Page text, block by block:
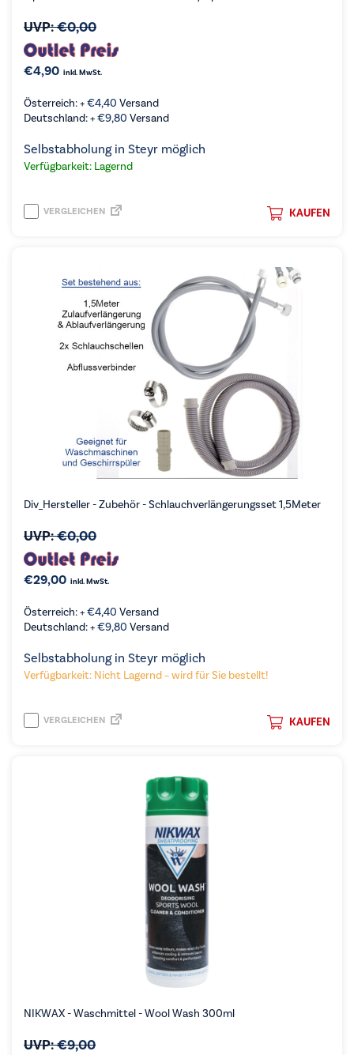
UVP:€0,00
€4,90 inkl. MwSt.
Österreich: +€4,40 Versand
Deutschland: +€9,80 Versand
Selbstabholung in Steyr möglich
Verfügbarkeit: Lagernd
KAUFEN
VERGLEICHEN
Div_Hersteller - Zubehör - Schlauchverlängerungsset 1,5Meter
UVP:€0,00
€29,00 inkl. MwSt.
Österreich: +€4,40 Versand
Deutschland: +€9,80 Versand
Selbstabholung in Steyr möglich
Verfügbarkeit: Nicht Lagernd – wird für Sie bestellt!
KAUFEN
VERGLEICHEN
NIKWAX - Waschmittel - Wool Wash 300ml
UVP:€9,00